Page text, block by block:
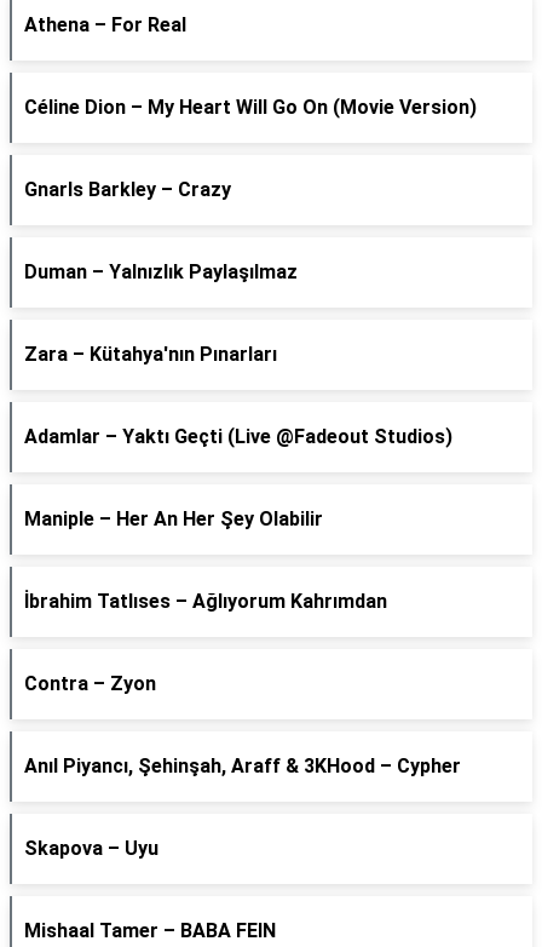
Athena – For Real
Céline Dion – My Heart Will Go On (Movie Version)
Gnarls Barkley – Crazy
Duman – Yalnızlık Paylaşılmaz
Zara – Kütahya'nın Pınarları
Adamlar – Yaktı Geçti (Live @Fadeout Studios)
Maniple – Her An Her Şey Olabilir
İbrahim Tatlıses – Ağlıyorum Kahrımdan
Contra – Zyon
Anıl Piyancı, Şehinşah, Araff & 3KHood – Cypher
Skapova – Uyu
Mishaal Tamer – BABA FEIN